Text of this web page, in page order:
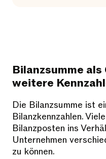
Bilanzsumme
weitere
Die Bilanzsumme ist
Bilanzkennzahlen.
Bilanzposten ins
Unternehmen
zu können.